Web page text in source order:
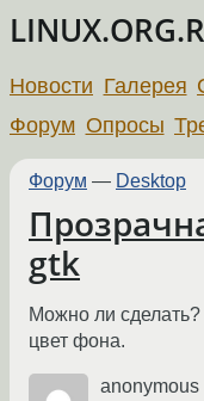
Новости Галерея
Форум Опросы
Форум — Desktop
gtk
Можно ли
цвет фона.
anonymous